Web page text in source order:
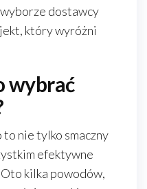
dostawcy
który wyróżni
wybrać
nie tylko smaczny
efektywne
kilka powodów,